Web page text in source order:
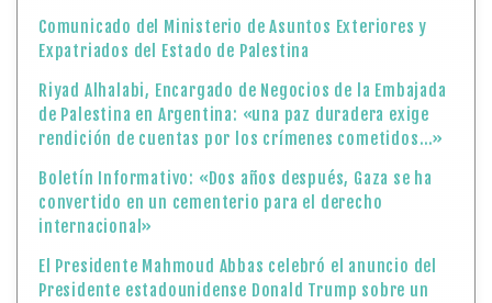
Comunicado del Ministerio de Asuntos Exteriores y
Expatriados del Estado de Palestina
Riyad Alhalabi, Encargado de Negocios de la Embajada
de Palestina en Argentina: «una paz duradera exige
rendición de cuentas por los crímenes cometidos…»
Boletín Informativo: «Dos años después, Gaza se ha
convertido en un cementerio para el derecho
internacional»
El Presidente Mahmoud Abbas celebró el anuncio del
Presidente estadounidense Donald Trump sobre un